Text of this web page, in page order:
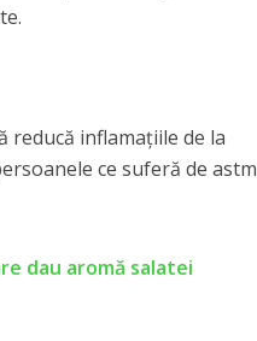
reducă inflamaţiile de la
ce suferă de astm
dau aromă salatei